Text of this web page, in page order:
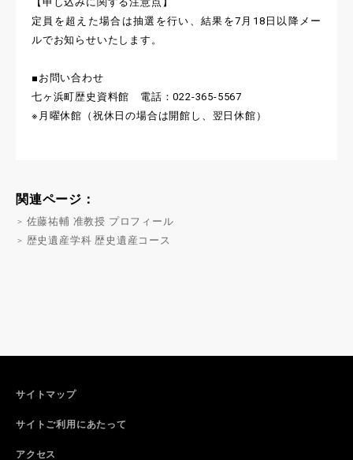
定員を超えた場合は抽選を行い、結果を7月18日以降メー
ルでお知らせいたします。
■お問い合わせ
七ヶ浜町歴史資料館 電話：022-365-5567
※月曜休館（祝休日の場合は開館し、翌日休館）
関連ページ：
佐藤祐輔 准教授 プロフィール
歴史遺産学科 歴史遺産コース
サイトマップ
サイトご利用にあたって
アクセス